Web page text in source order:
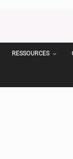
RESSOURCES